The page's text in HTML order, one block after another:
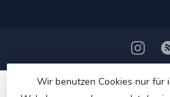
Wir benutzen Cookies nur für